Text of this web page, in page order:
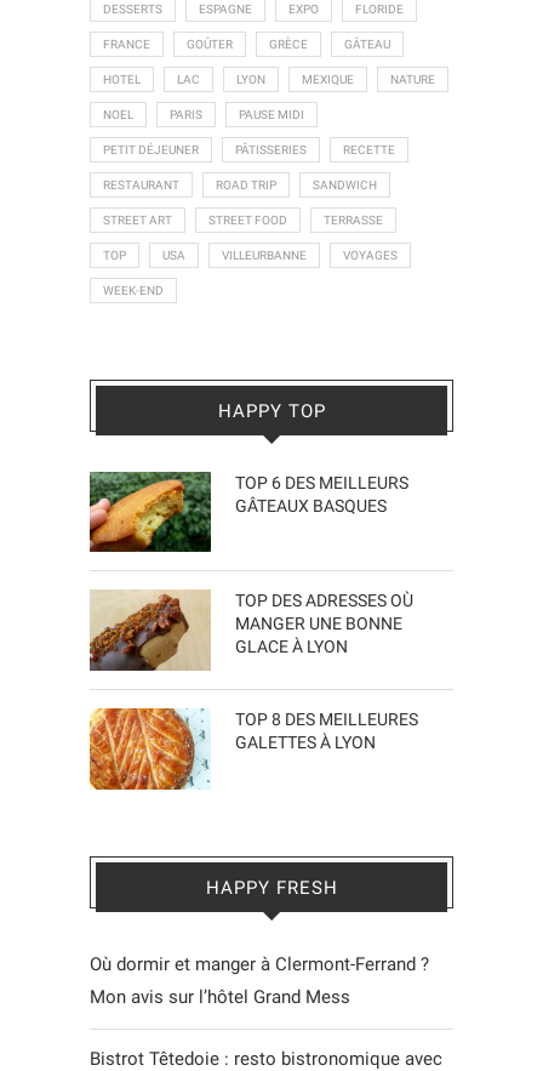
DESSERTS ESPAGNE EXPO FLORIDE
FRANCE GOÛTER GRÈCE GÂTEAU
HOTEL LAC LYON MEXIQUE NATURE
NOEL PARIS PAUSE MIDI
PETIT DÉJEUNER PÂTISSERIES RECETTE
RESTAURANT ROAD TRIP SANDWICH
STREET ART STREET FOOD TERRASSE
TOP USA VILLEURBANNE VOYAGES
WEEK-END
HAPPY TOP
TOP 6 DES MEILLEURS
GÂTEAUX BASQUES
TOP DES ADRESSES OÙ
MANGER UNE BONNE
GLACE À LYON
TOP 8 DES MEILLEURES
GALETTES À LYON
HAPPY FRESH
Où dormir et manger à Clermont-Ferrand ?
Mon avis sur l’hôtel Grand Mess
Bistrot Têtedoie : resto bistronomique avec